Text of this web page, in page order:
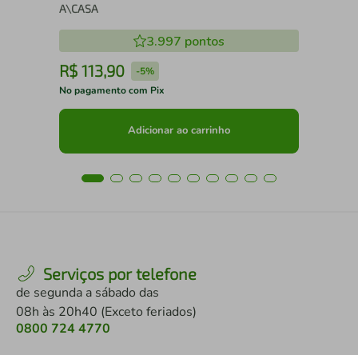
A\CASA
3.997 pontos
R$ 113,90 -5%
No pagamento com Pix
Adicionar ao carrinho
Serviços por telefone
de segunda a sábado das
08h às 20h40 (Exceto feriados)
0800 724 4770